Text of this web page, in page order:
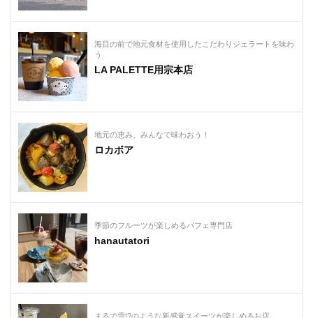
海目の前で地元食材を使用したこだわりジェラートを味わ
う
LA PALETTE用宗本店
地元の恵み、みんなで味わおう！
ロカボア
季節のフルーツが楽しめるパフェ専門店
hanautatori
まるで雪!?のような新感覚スイーツが楽しめるお店